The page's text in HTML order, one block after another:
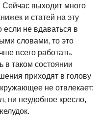
Сейчас выходит много
и статей на эту
если не вдаваться в
словами, то это
всего работать.
в таком состоянии
приходят в голову
не отвлекает:
ни неудобное кресло,